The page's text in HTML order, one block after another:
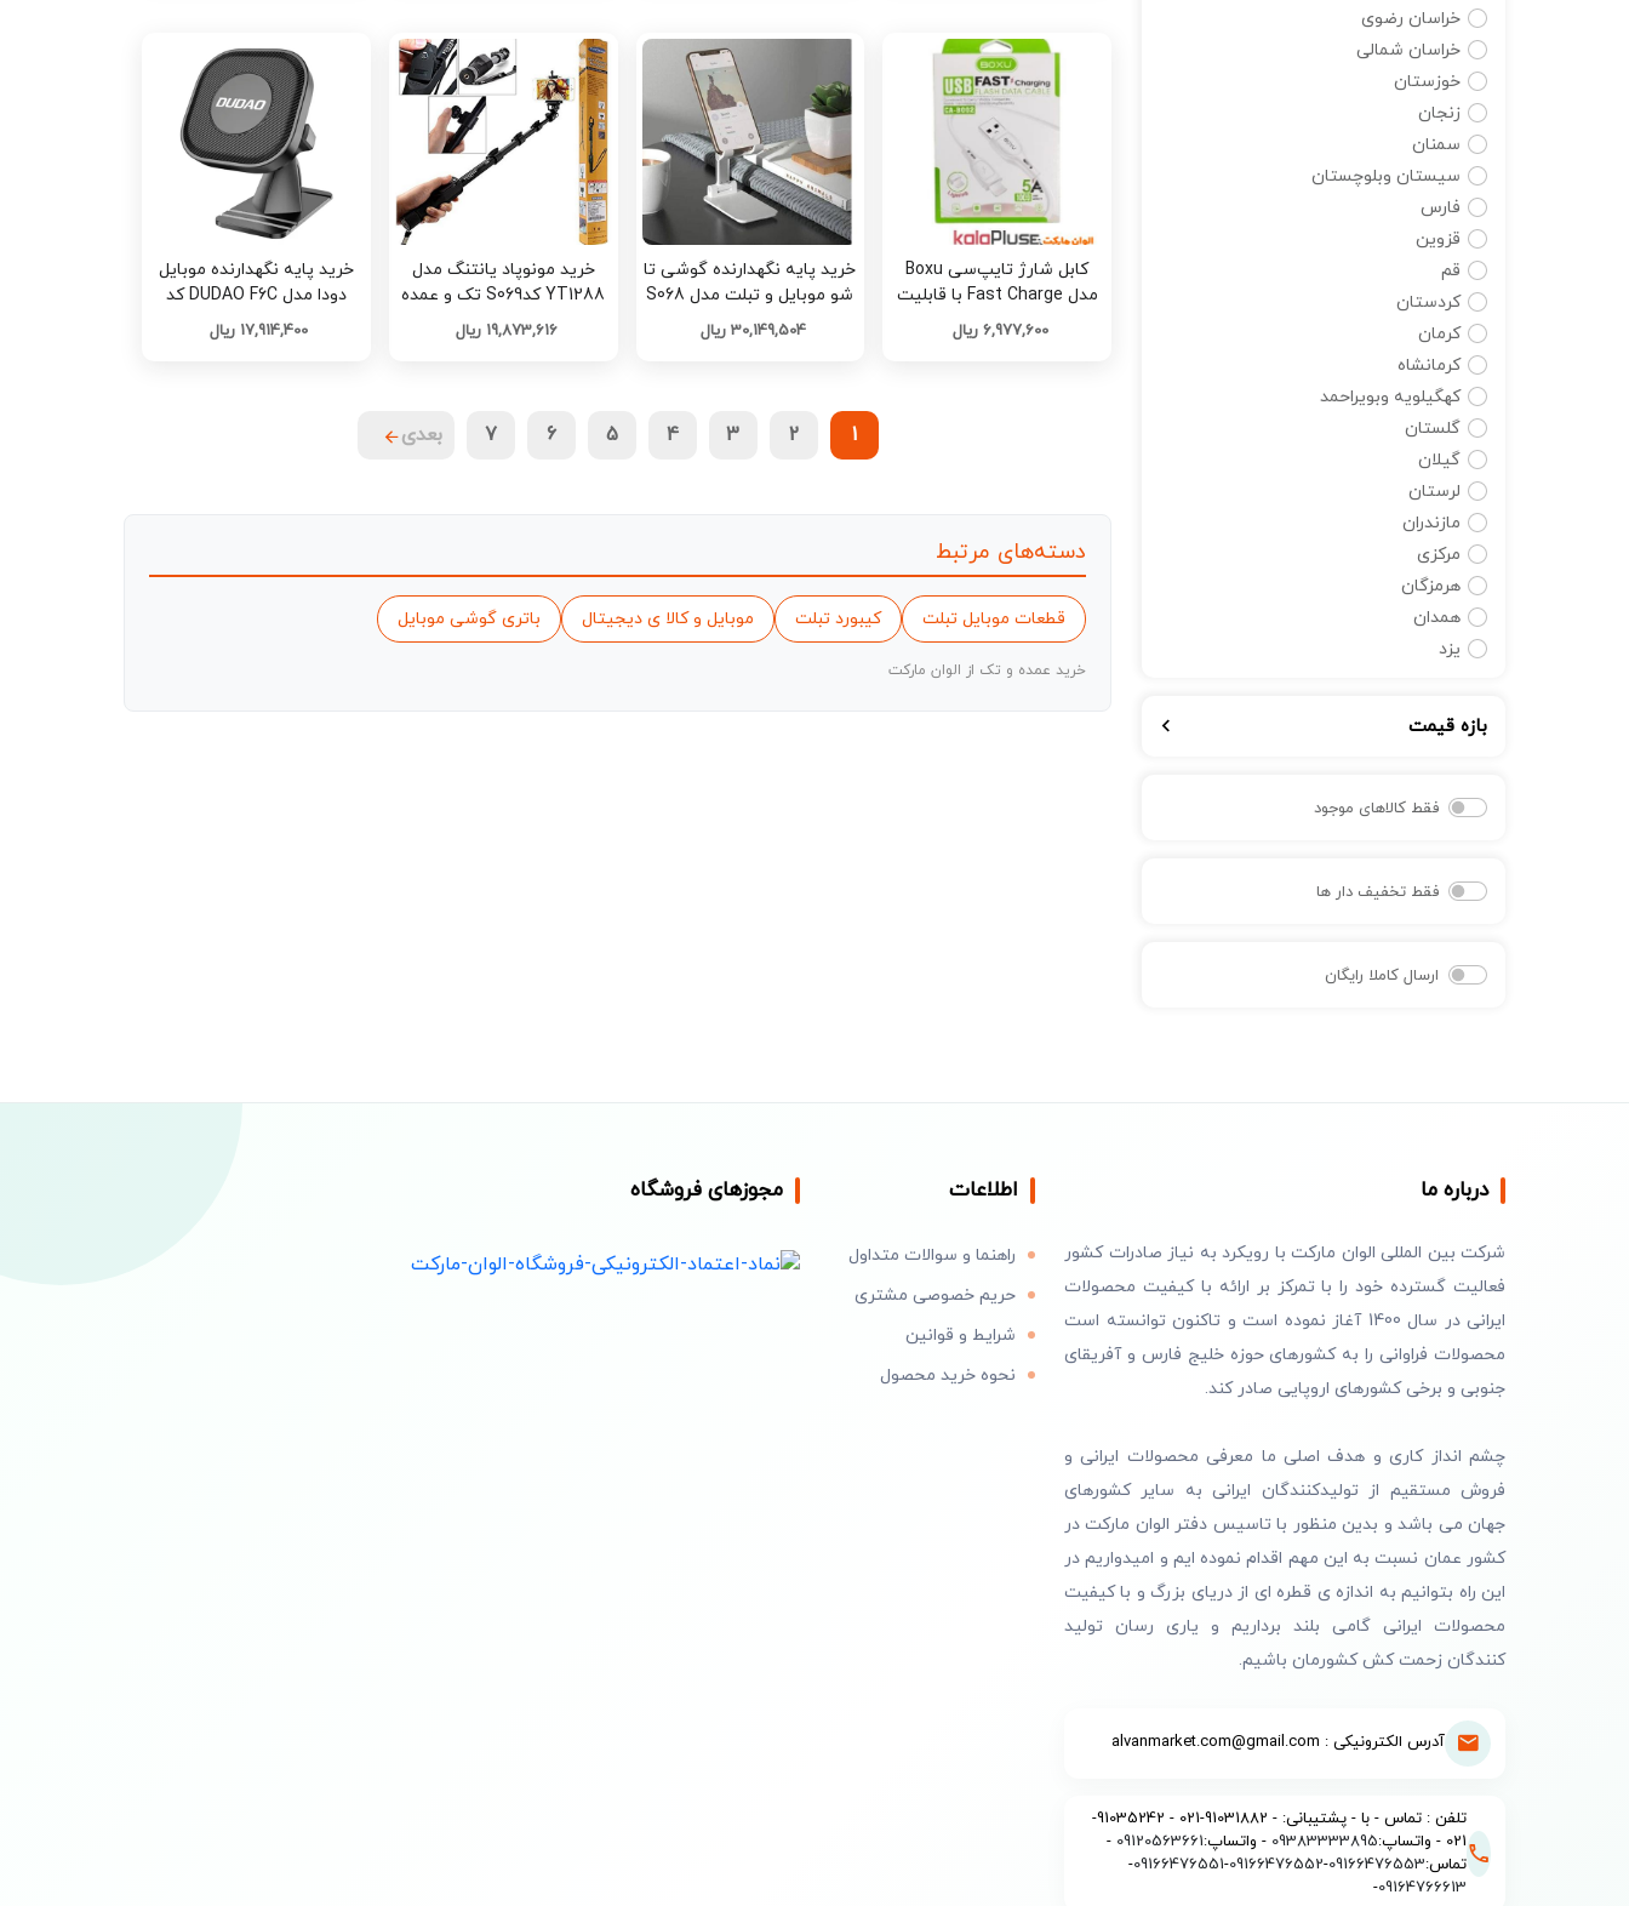
خراسان رضوی
خراسان شمالی
خوزستان
زنجان
سمنان
سیستان وبلوچستان
فارس
قزوین
قم
کردستان
کرمان
کرمانشاه
کهگیلویه وبویراحمد
گلستان
گیلان
لرستان
مازندران
مرکزی
هرمزگان
همدان
یزد
بازه قیمت
فقط کالاهای موجود
فقط تخفیف دار ها
ارسال کاملا رایگان
کابل شارژ تایپ‌سی Boxu
مدل Fast Charge با قابلیت
انتقال دیتا و شارژ سریع کد
6,977,600 ریال
خرید پایه نگهدارنده گوشی تا
شو موبایل و تبلت مدل S068
تک و عمده
30,149,504 ریال
خرید مونوپاد یانتنگ مدل
YT1288 کدS069 تک و عمده
19,873,616 ریال
خرید پایه نگهدارنده موبایل
دودا مدل DUDAO F6C کد
S059 تک و عمده
17,914,400 ریال
1
2
3
4
5
6
7 بعدی
دسته‌های مرتبط
قطعات موبایل تبلت کیبورد تبلت موبایل و کالا ی دیجیتال باتری گوشی موبایل
خرید عمده و تک از الوان مارکت
درباره ما
شرکت بین المللی الوان مارکت با رویکرد به نیاز صادرات کشور
فعالیت گسترده خود را با تمرکز بر ارائه با کیفیت محصولات
ایرانی در سال 1400 آغاز نموده است و تاکنون توانسته است
محصولات فراوانی را به کشورهای حوزه خلیج فارس و آفریقای
جنوبی و برخی کشورهای اروپایی صادر کند.
چشم انداز کاری و هدف اصلی ما معرفی محصولات ایرانی و
فروش مستقیم از تولیدکنندگان ایرانی به سایر کشورهای
جهان می باشد و بدین منظور با تاسیس دفتر الوان مارکت در
کشور عمان نسبت به این مهم اقدام نموده ایم و امیدواریم در
این راه بتوانیم به اندازه ی قطره ای از دریای بزرگ و با کیفیت
محصولات ایرانی گامی بلند برداریم و یاری رسان تولید
کنندگان زحمت کش کشورمان باشیم.
آدرس الکترونیکی : alvanmarket.com@gmail.com
تلفن : تماس - با - پشتیبانی: - 91031882-021 - 91035242-
021 - واتساپ:
09383333895 - واتساپ:09120563661
-
تماس:09166476553
-
09166476552
-
09166476551
-
09164766613
-
اطلاعات
راهنما و سوالات متداول
حریم خصوصی مشتری
شرایط و قوانین
نحوه خرید محصول
مجوزهای فروشگاه